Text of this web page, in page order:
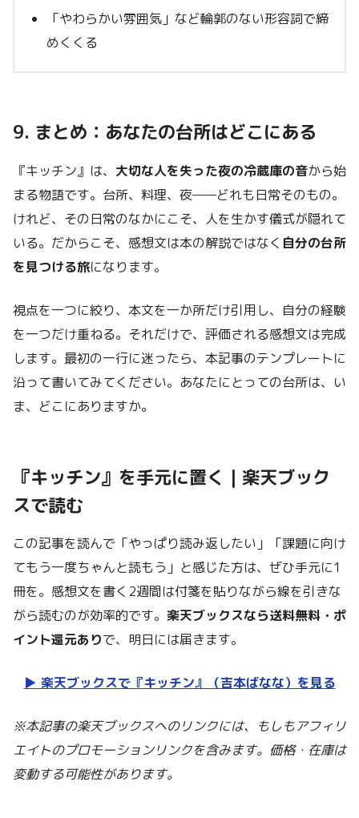
「やわらかい雰囲気」など輪郭のない形容詞で締
めくくる
9. まとめ：あなたの台所はどこにある
『キッチン』は、 大切な人を失った夜の冷蔵庫の音から始
まる物語です。台所、料理、夜——どれも日常そのもの。
けれど、その日常のなかにこそ、人を生かす儀式が隠れて
いる。だからこそ、感想文は本の解説ではなく 自分の台所
を見つける旅になります。
視点を一つに絞り、本文を一か所だけ引用し、自分の経験
を一つだけ重ねる。それだけで、評価される感想文は完成
します。最初の一行に迷ったら、本記事のテンプレートに
沿って書いてみてください。あなたにとっての台所は、い
ま、どこにありますか。
『キッチン』を手元に置く｜楽天ブック
スで読む
この記事を読んで「やっぱり読み返したい」「課題に向け
てもう一度ちゃんと読もう」と感じた方は、ぜひ手元に1
冊を。感想文を書く2週間は付箋を貼りながら線を引きな
がら読むのが効率的です。 楽天ブックスなら送料無料・ポ
イント還元ありで、明日には届きます。
▶︎ 楽天ブックスで『キッチン』（吉本ばなな）を見る
※本記事の楽天ブックスへのリンクには、もしもアフィリ
エイトのプロモーションリンクを含みます。価格・在庫は
変動する可能性があります。